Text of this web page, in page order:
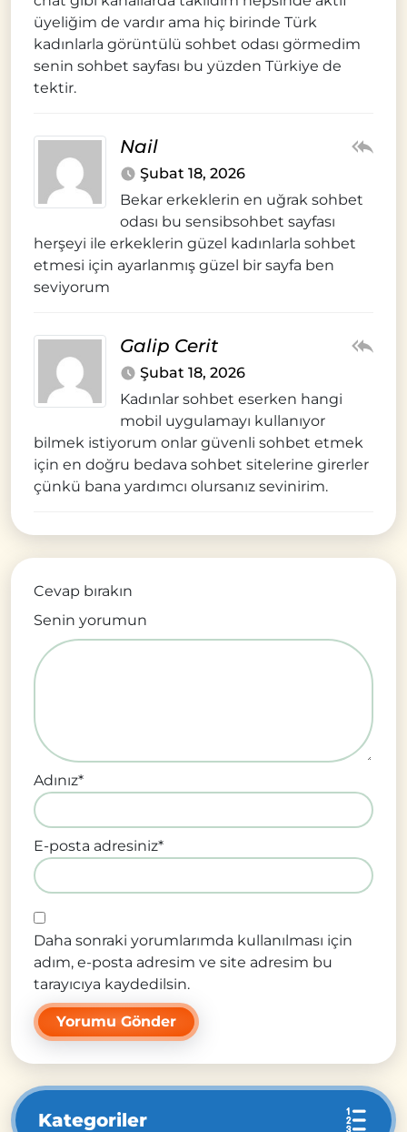
üyeliğim de vardır ama hiç birinde Türk
kadınlarla görüntülü sohbet odası görmedim
senin sohbet sayfası bu yüzden Türkiye de
tektir.
Nail
Şubat 18, 2026
Bekar erkeklerin en uğrak sohbet
odası bu sensibsohbet sayfası
herşeyi ile erkeklerin güzel kadınlarla sohbet
etmesi için ayarlanmış güzel bir sayfa ben
seviyorum
Galip Cerit
Şubat 18, 2026
Kadınlar sohbet eserken hangi
mobil uygulamayı kullanıyor
bilmek istiyorum onlar güvenli sohbet etmek
için en doğru bedava sohbet sitelerine girerler
çünkü bana yardımcı olursanız sevinirim.
Cevap bırakın
Senin yorumun
Adınız*
E-posta adresiniz*
Daha sonraki yorumlarımda kullanılması için
adım, e-posta adresim ve site adresim bu
tarayıcıya kaydedilsin.
Kategoriler